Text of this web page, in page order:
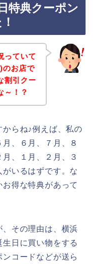
特典クーポン
っていて
のお店で
割引クー
～！？
らね♪例えば、私の
、６月、７月、８
、１月、２月、３
いるはずです。な
得な特典があって
その理由は、横浜
日に買い物をする
コードなどが送ら